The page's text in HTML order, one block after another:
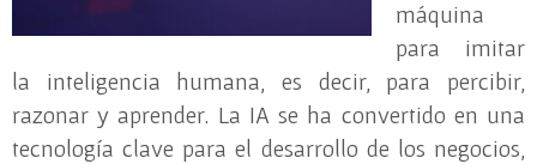
máquina
para imitar
la inteligencia humana, es decir, para percibir,
razonar y aprender. La IA se ha convertido en una
tecnología clave para el desarrollo de los negocios,